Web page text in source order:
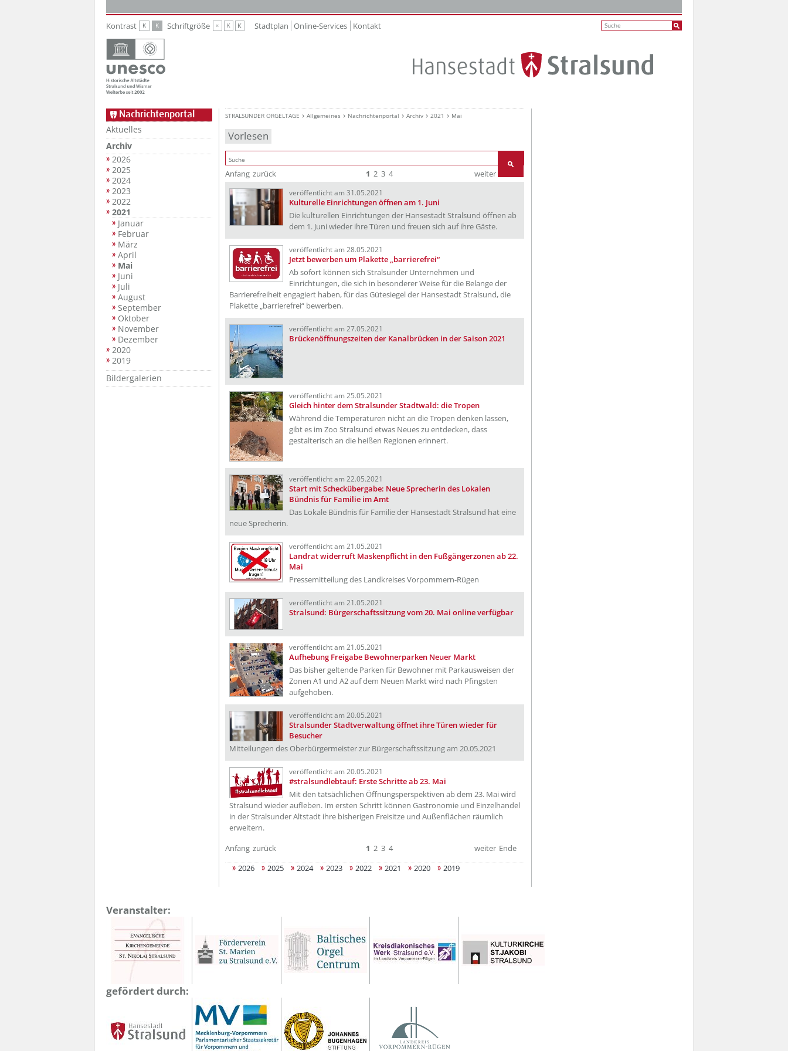
Kontrast K K Schriftgröße K K K Stadtplan Online-Services Kontakt
Nachrichtenportal
Aktuelles
Archiv
2026
2025
2024
2023
2022
2021
Januar
Februar
März
April
Mai
Juni
Juli
August
September
Oktober
November
Dezember
2020
2019
Bildergalerien
STRALSUNDER ORGELTAGE Allgemeines Nachrichtenportal Archiv 2021 Mai
Vorlesen
Anfang zurück 1 2 3 4 weiter
veröffentlicht am 31.05.2021
Kulturelle Einrichtungen öffnen am 1. Juni
Die kulturellen Einrichtungen der Hansestadt Stralsund öffnen ab
dem 1. Juni wieder ihre Türen und freuen sich auf ihre Gäste.
veröffentlicht am 28.05.2021
Jetzt bewerben um Plakette „barrierefrei“
Ab sofort können sich Stralsunder Unternehmen und
Einrichtungen, die sich in besonderer Weise für die Belange der
Barrierefreiheit engagiert haben, für das Gütesiegel der Hansestadt Stralsund, die
Plakette „barrierefrei“ bewerben.
veröffentlicht am 27.05.2021
Brückenöffnungszeiten der Kanalbrücken in der Saison 2021
veröffentlicht am 25.05.2021
Gleich hinter dem Stralsunder Stadtwald: die Tropen
Während die Temperaturen nicht an die Tropen denken lassen,
gibt es im Zoo Stralsund etwas Neues zu entdecken, dass
gestalterisch an die heißen Regionen erinnert.
veröffentlicht am 22.05.2021
Start mit Scheckübergabe: Neue Sprecherin des Lokalen
Bündnis für Familie im Amt
Das Lokale Bündnis für Familie der Hansestadt Stralsund hat eine
neue Sprecherin.
veröffentlicht am 21.05.2021
Landrat widerruft Maskenpflicht in den Fußgängerzonen ab 22.
Mai
Pressemitteilung des Landkreises Vorpommern-Rügen
veröffentlicht am 21.05.2021
Stralsund: Bürgerschaftssitzung vom 20. Mai online verfügbar
veröffentlicht am 21.05.2021
Aufhebung Freigabe Bewohnerparken Neuer Markt
Das bisher geltende Parken für Bewohner mit Parkausweisen der
Zonen A1 und A2 auf dem Neuen Markt wird nach Pfingsten
aufgehoben.
veröffentlicht am 20.05.2021
Stralsunder Stadtverwaltung öffnet ihre Türen wieder für
Besucher
Mitteilungen des Oberbürgermeister zur Bürgerschaftssitzung am 20.05.2021
veröffentlicht am 20.05.2021
#stralsundlebtauf: Erste Schritte ab 23. Mai
Mit den tatsächlichen Öffnungsperspektiven ab dem 23. Mai wird
Stralsund wieder aufleben. Im ersten Schritt können Gastronomie und Einzelhandel
in der Stralsunder Altstadt ihre bisherigen Freisitze und Außenflächen räumlich
erweitern.
Anfang zurück 1 2 3 4 weiter Ende
2026
2025 2024 2023 2022 2021 2020 2019
Veranstalter:
gefördert durch: